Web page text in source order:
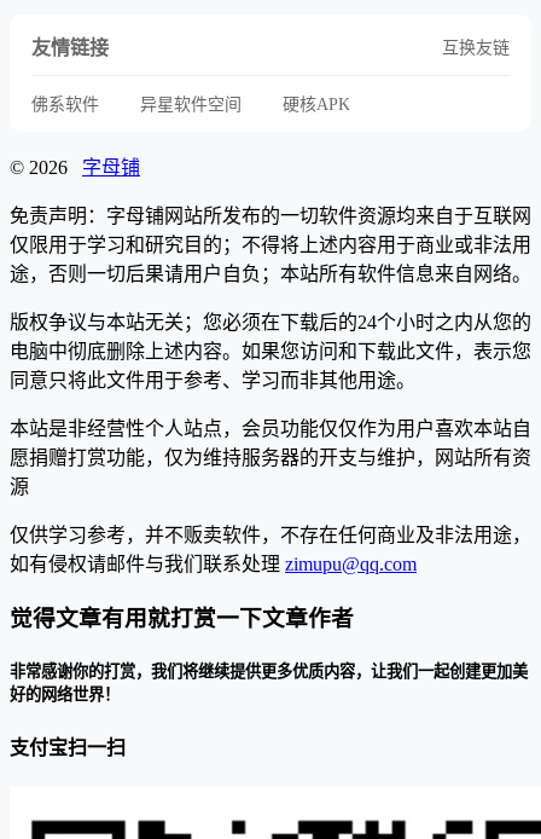
友情链接 互换友链
佛系软件 异星软件空间 硬核APK
© 2026 字母铺
免责声明：字母铺网站所发布的一切软件资源均来自于互联网
仅限用于学习和研究目的；不得将上述内容用于商业或非法用
途，否则一切后果请用户自负；本站所有软件信息来自网络。
版权争议与本站无关；您必须在下载后的24个小时之内从您的
电脑中彻底删除上述内容。如果您访问和下载此文件，表示您
同意只将此文件用于参考、学习而非其他用途。
本站是非经营性个人站点，会员功能仅仅作为用户喜欢本站自
愿捐赠打赏功能，仅为维持服务器的开支与维护，网站所有资
源
仅供学习参考，并不贩卖软件，不存在任何商业及非法用途，
如有侵权请邮件与我们联系处理 zimupu@qq.com
觉得文章有用就打赏一下文章作者
非常感谢你的打赏，我们将继续提供更多优质内容，让我们一起创建更加美
好的网络世界！
支付宝扫一扫